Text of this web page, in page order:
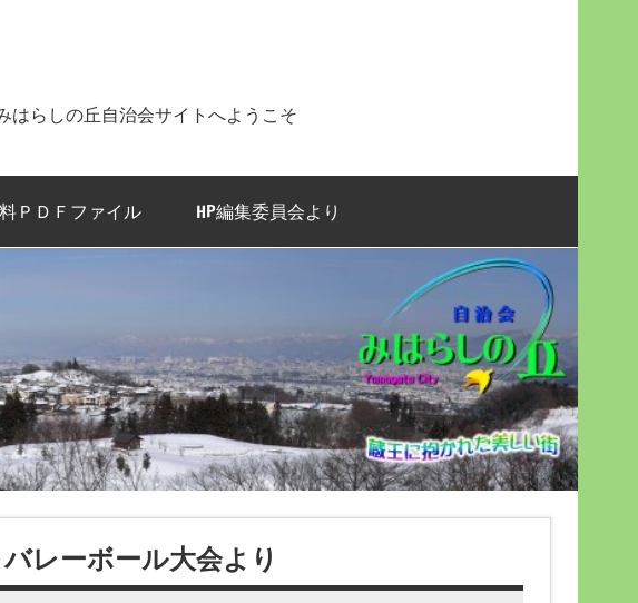
はらしの丘自治会サイトへようこそ
ＰＤＦファイル HP編集委員会より
レーボール大会より